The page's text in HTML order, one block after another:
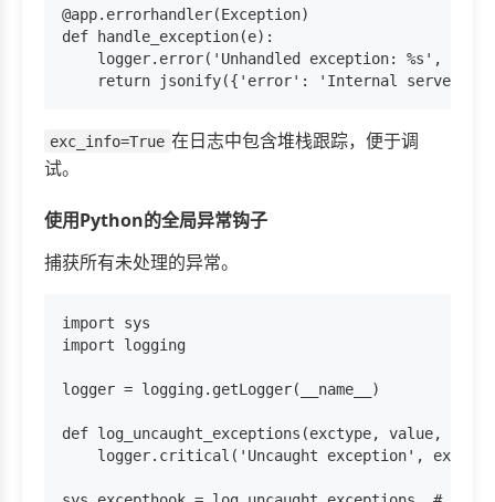
@app.errorhandler(Exception)
def handle_exception(e):
logger.error('Unhandled exception: %s', e,
exc_info=True 在日志中包含堆栈跟踪，便于调
试。
使用Python的全局异常钩子
捕获所有未处理的异常。
import sys
import logging
logger = logging.getLogger(__name__)
def log_uncaught_exceptions(exctype, value,
logger.critical('Uncaught exception',